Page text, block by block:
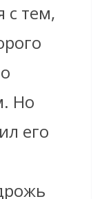
с тем,
Но
его